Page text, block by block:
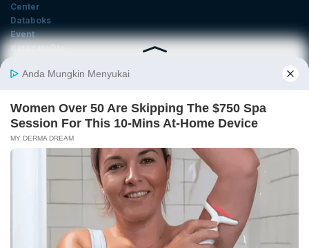
Center
Databoks
Event
KatadataOto
Email
Daftar
Tentang Katadata Advertising Karier
Pedoman Media Siber
Kebijakan Privasi
Disclaimer
Hubungi Kami
©2026 Katadata. Hak cipta dilindungi Undang-undang.